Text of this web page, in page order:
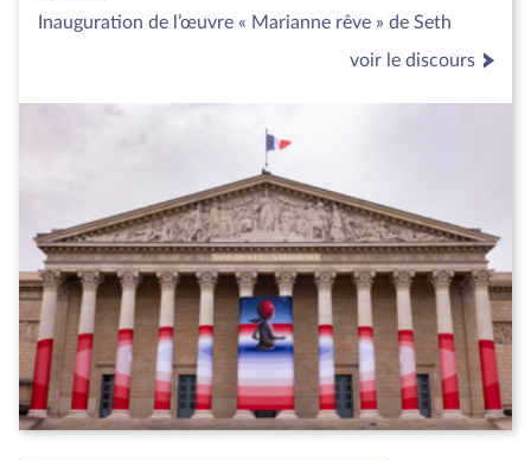
Inauguration de l’œuvre « Marianne rêve » de Seth
voir le discours